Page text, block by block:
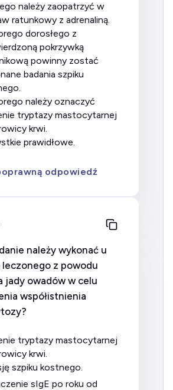
ratunkowy z adrenaliną.
pokrzywką
powinny zostać
badania szpiku
tryptazy mastocytarnej
krwi.
prawidłowe.
odpowiedź
należy wykonać u
z powodu
jady owadów w celu
współistnienia
krwi.
szpiku kostnego.